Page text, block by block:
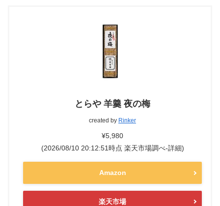
とらや 羊羹 夜の梅
created by Rinker
¥5,980
(2026/08/10 20:12:51時点 楽天市場調べ-詳細)
Amazon
楽天市場